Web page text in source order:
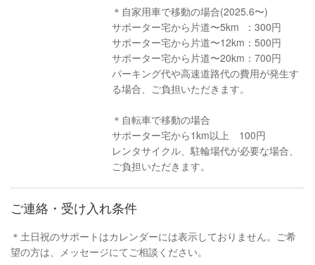
＊自家用車で移動の場合(2025.6〜)
サポーター宅から片道〜5km ：300円
サポーター宅から片道〜12km：500円
サポーター宅から片道〜20km：700円
パーキング代や高速道路代の費用が発生す
る場合、ご負担いただきます。
＊自転車で移動の場合
サポーター宅から1km以上 100円
レンタサイクル、駐輪場代が必要な場合、
ご負担いただきます。
ご連絡・受け入れ条件
＊土日祝のサポートはカレンダーには表示しておりません。ご希
望の方は、メッセージにてご相談ください。